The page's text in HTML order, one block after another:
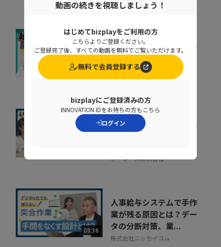
07:07
キャリア迷子を防ぐ！組
織をあげた「リスキリン
グ」のヒントとは
株式会社ベネッセコーポレーシ
組織が育たない本当の理
由。 売上の成長ポイン
ポーターズ株式会社
08:36
人事給与システムで手作
業が残る原因とは？デー
タの分断対策、業...
株式会社ニッセイコム
動画の続きを視聴しましょう！
はじめてbizplayをご利用の方
こちらよりご登録ください。
ご登録完了後、すべての動画を無料でご覧いただけます。
無料で会員登録する
bizplayにご登録済みの方
INNOVATION IDをお持ちの方もこちら
ログイン